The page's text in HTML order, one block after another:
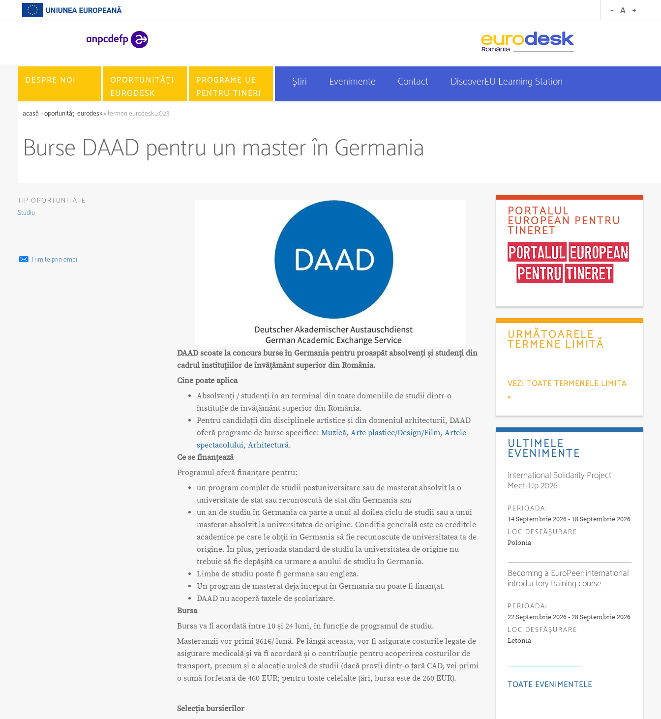
DESPRE NOI
OPORTUNITĂŢI
EURODESK
PROGRAME UE
PENTRU TINERI
Ştiri Evenimente Contact DiscoverEU Learning Station
acasă»oportunităţi eurodesk» termen eurodesk 2023
Burse DAAD pentru un master în Germania
TIP OPORTUNITATE
Studiu
Trimite prin email
DAAD scoate la concurs burse în Germania pentru proaspăt absolvenți și studenți din
cadrul instituțiilor de învățământ superior din România.
Cine poate aplica
Absolvenți / studenți în an terminal din toate domeniile de studii dintr-o
instituție de învățământ superior din România.
Pentru candidații din disciplinele artistice și din domeniul arhitecturii, DAAD
oferă programe de burse specifice: Muzică, Arte plastice/Design/Film, Artele
spectacolului, Arhitectură.
Ce se finanțează
Programul oferă finanțare pentru:
un program complet de studii postuniversitare sau de masterat absolvit la o
universitate de stat sau recunoscută de stat din Germania sau
un an de studiu în Germania ca parte a unui al doilea ciclu de studii sau a unui
masterat absolvit la universitatea de origine. Condiția generală este ca creditele
academice pe care le obții în Germania să fie recunoscute de universitatea ta de
origine. În plus, perioada standard de studiu la universitatea de origine nu
trebuie să fie depășită ca urmare a anului de studiu în Germania.
Limba de studiu poate fi germana sau engleza.
Un program de masterat deja început în Germania nu poate fi finanțat.
DAAD nu acoperă taxele de școlarizare.
Bursa
Bursa va fi acordată între 10 și 24 luni, în funcție de programul de studiu.
Masteranzii vor primi 861€/ lună. Pe lângă aceasta, vor fi asigurate costurile legate de
asigurare medicală și va fi acordară și o contribuție pentru acoperirea costurilor de
transport, precum și o alocație unică de studii (dacă provii dintr-o țară CAD, vei primi
o sumă forfetară de 460 EUR; pentru toate celelalte țări, bursa este de 260 EUR).
Selecția bursierilor
PORTALUL
EUROPEAN PENTRU
TINERET
URMĂTOARELE
TERMENE LIMITĂ
VEZI TOATE TERMENELE LIMITA
»
ULTIMELE
EVENIMENTE
International Solidarity Project
Meet-Up 2026
PERIOADA:
14 Septembrie 2026 - 18 Septembrie 2026
LOC DESFĂŞURARE
Polonia
Becoming a EuroPeer: international
introductory training course
PERIOADA:
22 Septembrie 2026 - 28 Septembrie 2026
LOC DESFĂŞURARE
Letonia
TOATE EVENIMENTELE